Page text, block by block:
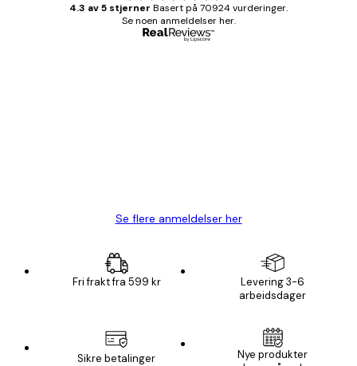
4.3 av 5 stjerner Basert på 70924 vurderinger.
Se noen anmeldelser her.
Se flere anmeldelser her
Fri frakt fra 599 kr
Levering 3-6
arbeidsdager
Sikre betalinger
Nye produkter